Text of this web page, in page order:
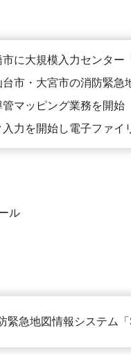
に大規模入力センター
台市・大宮市の消防緊急
管マッピング業務を開始
力を開始し電子ファイ
ル
緊急地図情報システム